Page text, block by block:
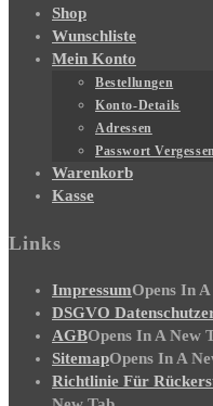
Shop
Wunschliste
Mein Konto
Bestellungen
Konto-Details
Adressen
Passwort Vergessen
Warenkorb
Kasse
Links
ImpressumOpens In
DSGVO
AGBOpens In A New
SitemapOpens In A
Richtlinie Für